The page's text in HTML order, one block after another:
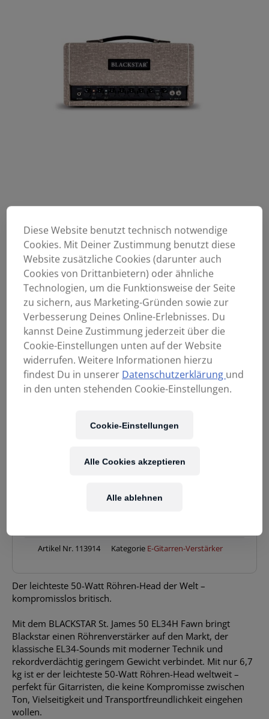
1.099,00€
Enthält 20% MwSt.
Fawn
Menge
Artikel Nr. 113914 Kategorie E-Gitarren-Verstärker
Der leichteste 50-Watt Röhren-Head der Welt –
kompromisslos britisch.
Mit dem BLACKSTAR St. James 50 EL34H Fawn bringt
Blackstar einen Röhrenverstärker auf den Markt, der
klassische EL34-Sounds mit moderner Technik und
rekordverdächtig geringem Gewicht verbindet. Mit nur 6,7
kg ist er der leichteste 50-Watt Röhren-Head weltweit –
perfekt für Gitarristen, die keine Kompromisse zwischen
Ton, Vielseitigkeit und Transportfreundlichkeit eingehen
wollen.
Diese Website benutzt technisch notwendige
Cookies. Mit Deiner Zustimmung benutzt diese
Website zusätzliche Cookies (darunter auch
Cookies von Drittanbietern) oder ähnliche
Technologien, um die Funktionsweise der Seite
zu sichern, aus Marketing-Gründen sowie zur
Verbesserung Deines Online-Erlebnisses. Du
kannst Deine Zustimmung jederzeit über die
Cookie-Einstellungen unten auf der Website
widerrufen. Weitere Informationen hierzu
findest Du in unserer Datenschutzerklärung und
in den unten stehenden Cookie-Einstellungen.
Cookie-Einstellungen
Alle ablehnen
Alle Cookies akzeptieren